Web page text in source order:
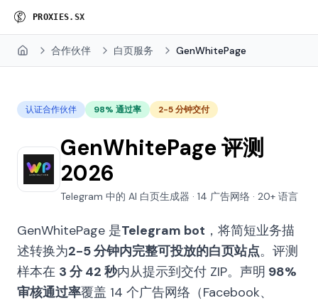
PROXI ES. SX
Home 合作伙伴 白页服务 GenWhitePage
认证合作伙伴 98% 通过率 2-5 分钟交付
GenWhitePage 评测
2026
Telegram 中的 AI 白页生成器 · 14 广告网络 · 20+ 语言
GenWhitePage 是Telegram bot ，将简短业务描
述转换为2-5 分钟内完整可投放的白页站点。评测
样本在 3 分 42 秒内从提示到交付 ZIP。声明 98%
审核通过率覆盖 14 个广告网络（Facebook、